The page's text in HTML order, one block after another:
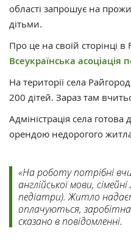
області запрошує на
дітьми.
Про це на своїй сторінці
Всеукраїнська асоціація
На території села
200 дітей. Зараз там
Адміністрація села
орендою недорогого
«На роботу потрібні
англійської мови,
педіатри). Житло
оплачуються,
сказано в повідомленні.